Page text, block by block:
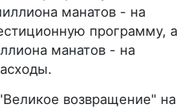
манатов - на
программу, а
манатов - на
возвращение" на